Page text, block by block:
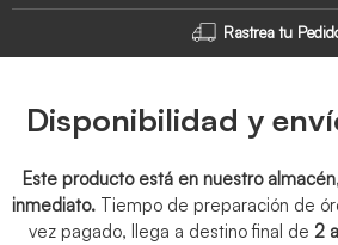
Rastrea tu
Disponibilidad y
Este producto está en nuestro
inmediato. Tiempo de preparación de
vez pagado, llega a destino final de 2